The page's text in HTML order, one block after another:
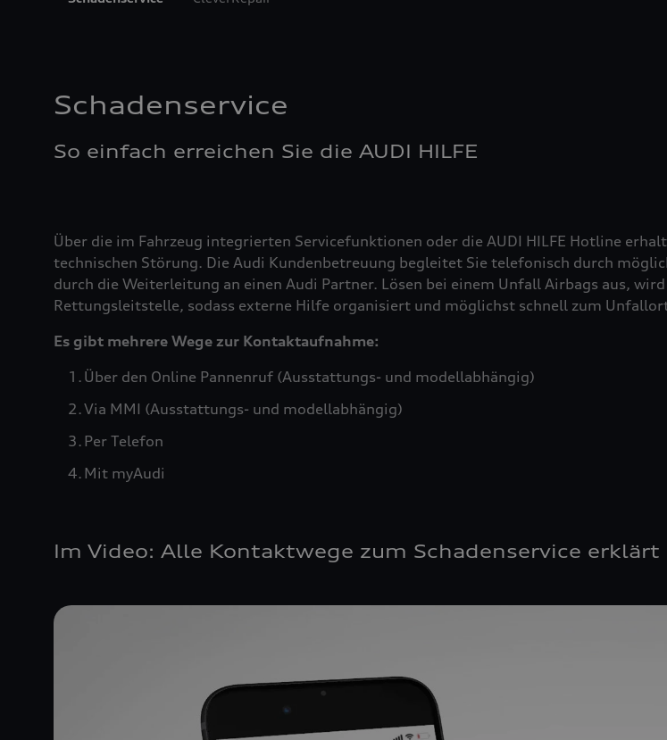
Schadenservice
So einfach erreichen Sie die AUDI HILFE
Über die im Fahrzeug integrierten Servicefunktionen oder die AUDI HILFE Hotline
technischen Störung. Die Audi Kundenbetreuung begleitet Sie telefonisch durch
durch die Weiterleitung an einen Audi Partner. Lösen bei einem Unfall Airbags aus,
Rettungsleitstelle, sodass externe Hilfe organisiert und möglichst schnell zum
Es gibt mehrere Wege zur Kontaktaufnahme:
Über den Online Pannenruf (Ausstattungs- und modellabhängig)
Via MMI (Ausstattungs- und modellabhängig)
Per Telefon
Mit myAudi
Im Video: Alle Kontaktwege zum Schadenservice erklärt